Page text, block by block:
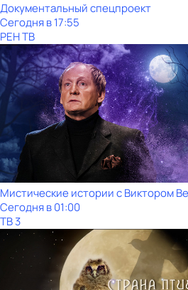
Документальный спецпроект
Сегодня в 17:55
РЕН ТВ
Мистические истории с Виктoром
Сегодня в 01:00
ТВ 3